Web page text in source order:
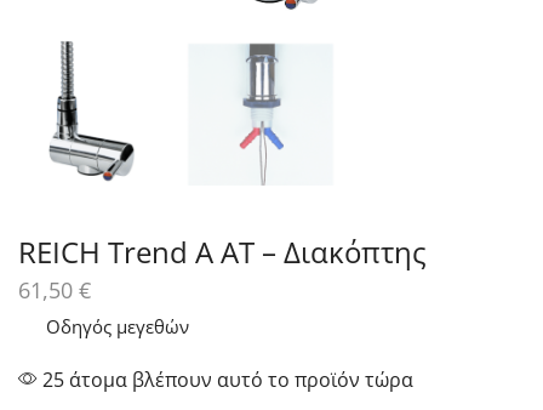
REICH Trend A AT – Διακόπτης
61,50 €
Οδηγός μεγεθών
25 άτομα βλέπουν αυτό το προϊόν τώρα